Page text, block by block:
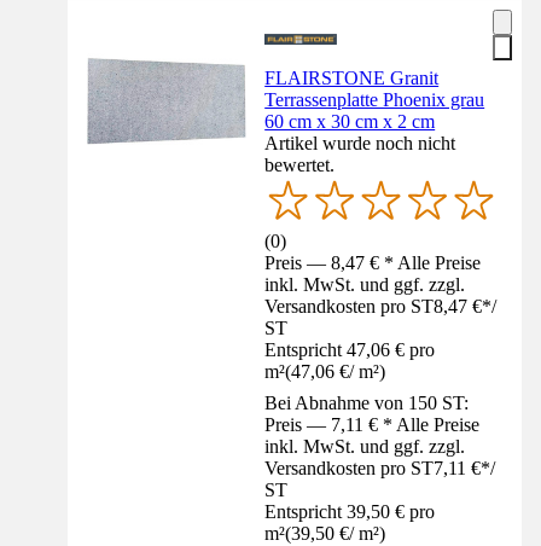
FLAIRSTONE Granit
Terrassenplatte Phoenix grau
60 cm x 30 cm x 2 cm
Artikel wurde noch nicht
bewertet.
(0)
Preis — 8,47 € * Alle Preise
inkl. MwSt. und ggf. zzgl.
Versandkosten pro ST8,47 €*/
ST
Entspricht 47,06 € pro
m²(47,06 €/ m²)
Bei Abnahme von 150 ST:
Preis — 7,11 € * Alle Preise
inkl. MwSt. und ggf. zzgl.
Versandkosten pro ST7,11 €*/
ST
Entspricht 39,50 € pro
m²(39,50 €/ m²)